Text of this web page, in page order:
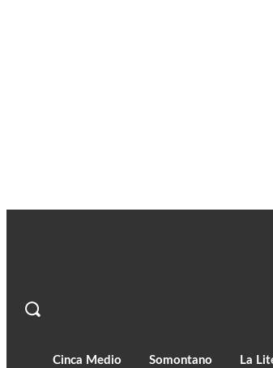
Cinca Medio Somontano La